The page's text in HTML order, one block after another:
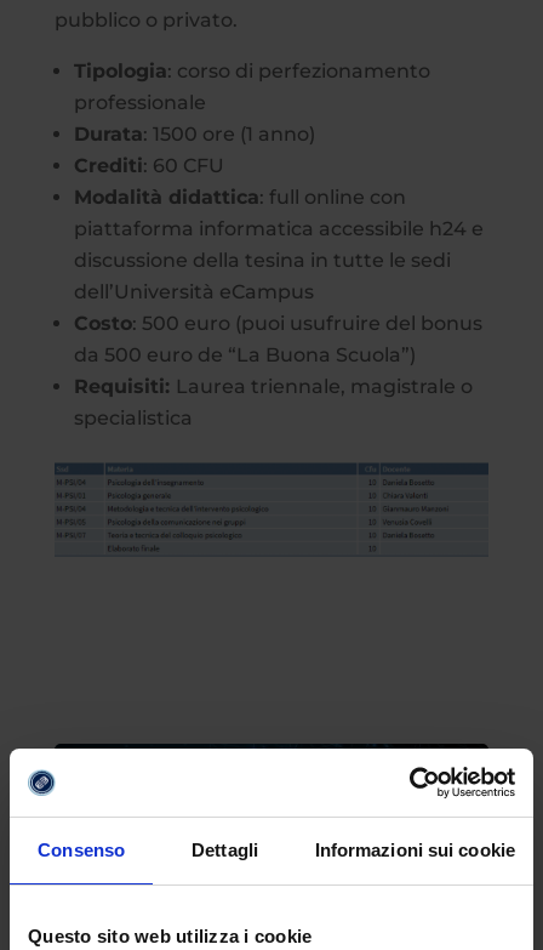
Consenso Dettagli Informazioni sui cookie
Questo sito web utilizza i cookie
pubblico o privato.
Tipologia: corso di perfezionamento
professionale
Durata: 1500 ore (1 anno)
Crediti: 60 CFU
Modalità didattica: full online con
piattaforma informatica accessibile h24 e
discussione della tesina in tutte le sedi
dell’Università eCampus
Costo: 500 euro (puoi usufruire del bonus
da 500 euro de “La Buona Scuola”)
Requisiti: Laurea triennale, magistrale o
specialistica